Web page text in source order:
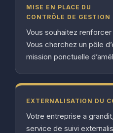
MISE EN PLACE DU
CONTRÔLE DE GESTION
Vous souhaitez
Vous cherchez un pôle
mission ponctuelle
EXTERNALISATION DU
Votre entreprise a
service de suivi